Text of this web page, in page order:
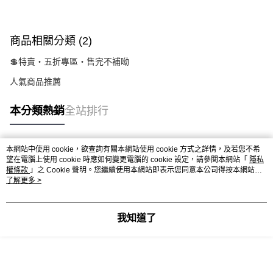
商品相關分類 (2)
💲特賣‧五折專區‧售完不補呦
人氣商品推薦
本分類熱銷全站排行
熱門標籤
本網站中使用 cookie，欲查詢有關本網站使用 cookie 方式之詳情，及若您不希
望在電腦上使用 cookie 時應如何變更電腦的 cookie 設定，請參閱本網站「 隱私
權條款 」之 Cookie 聲明。您繼續使用本網站即表示您同意本公司得按本網站使
用條款之 Cookie 聲明使用 cookie。
了解更多 >
我知道了